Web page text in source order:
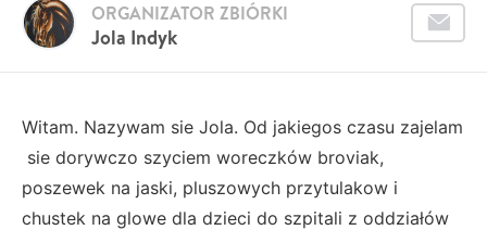
Jola Indyk
ORGANIZATOR ZBIÓRKI
Witam. Nazywam sie Jola. Od jakiegos czasu zajelam
sie dorywczo szyciem woreczków broviak,
poszewek na jaski, pluszowych przytulakow i
chustek na glowe dla dzieci do szpitali z oddziałów